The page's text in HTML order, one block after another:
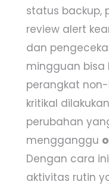
status backup,
review alert
dan
mingguan bisa
perangkat
kritikal
perubahan
mengganggu
Dengan cara
aktivitas rutin